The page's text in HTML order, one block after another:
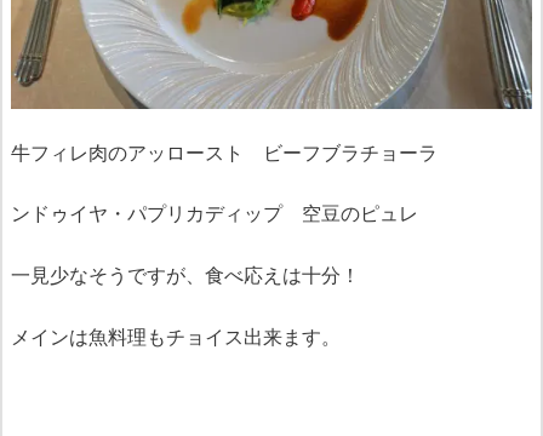
牛フィレ肉のアッロースト ビーフブラチョーラ
ンドゥイヤ・パプリカディップ 空豆のピュレ
一見少なそうですが、食べ応えは十分！
メインは魚料理もチョイス出来ます。